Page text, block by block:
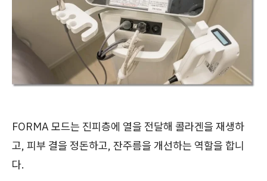
FORMA 모드는 진피층에 열을 전달해 콜라겐을 재생하
고, 피부 결을 정돈하고, 잔주름을 개선하는 역할을 합니
다.